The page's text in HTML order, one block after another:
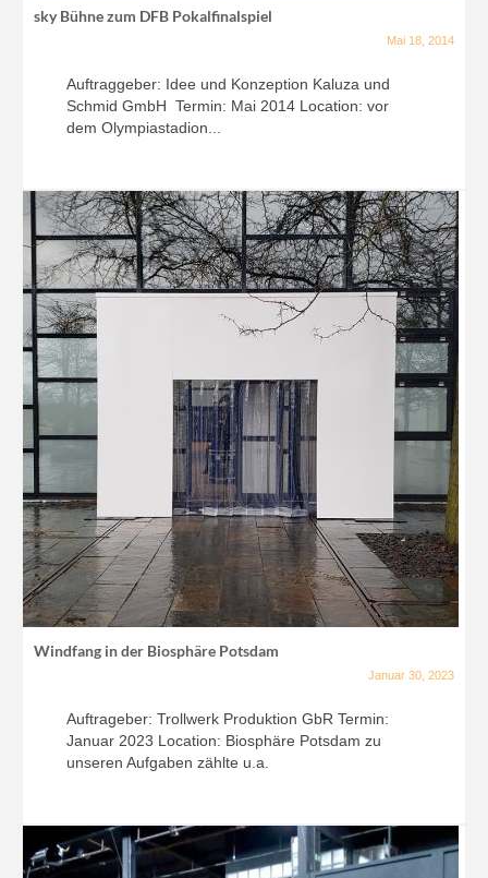
sky Bühne zum DFB Pokalfinalspiel
Mai 18, 2014
Auftraggeber: Idee und Konzeption Kaluza und
Schmid GmbH Termin: Mai 2014 Location: vor
dem Olympiastadion...
Windfang in der Biosphäre Potsdam
Januar 30, 2023
Auftrageber: Trollwerk Produktion GbR Termin:
Januar 2023 Location: Biosphäre Potsdam zu
unseren Aufgaben zählte u.a.